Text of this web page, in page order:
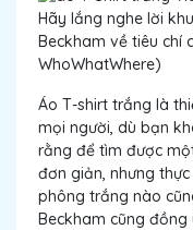
Hãy lắng nghe lời
Beckham về tiêu chí
WhoWhatWhere)
Áo T-shirt trắng là
mọi người, dù bạn
rằng để tìm được
đơn giản, nhưng
phông trắng nào
Beckham cũng đồng